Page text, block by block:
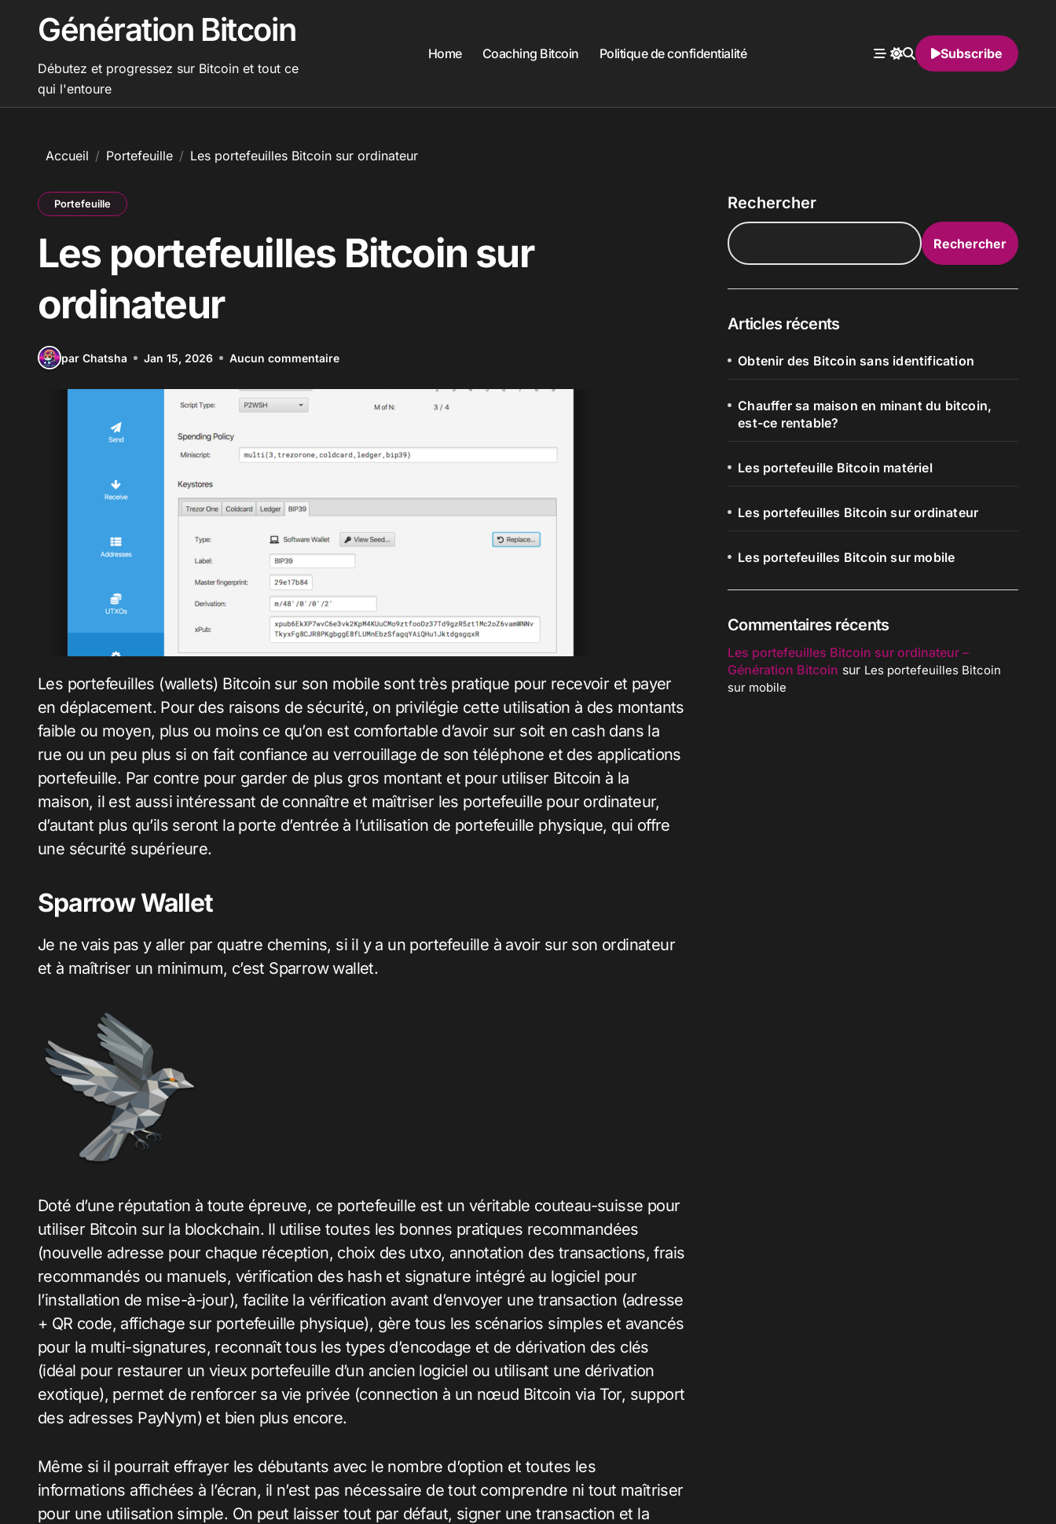
contenuGénération Bitcoin
Débutez et progressez sur Bitcoin et tout ce
qui l'entoure
Home Coaching Bitcoin Politique de confidentialité Subscribe
Accueil Portefeuille Les portefeuilles Bitcoin sur ordinateur
Portefeuille
Les portefeuilles Bitcoin sur
ordinateur
par Chatsha Jan 15, 2026 Aucun commentaire
Les portefeuilles (wallets) Bitcoin sur son mobile sont très pratique pour recevoir et payer
en déplacement. Pour des raisons de sécurité, on privilégie cette utilisation à des montants
faible ou moyen, plus ou moins ce qu’on est comfortable d’avoir sur soit en cash dans la
rue ou un peu plus si on fait confiance au verrouillage de son téléphone et des applications
portefeuille. Par contre pour garder de plus gros montant et pour utiliser Bitcoin à la
maison, il est aussi intéressant de connaître et maîtriser les portefeuille pour ordinateur,
d’autant plus qu’ils seront la porte d’entrée à l’utilisation de portefeuille physique, qui offre
une sécurité supérieure.
Sparrow Wallet
Je ne vais pas y aller par quatre chemins, si il y a un portefeuille à avoir sur son ordinateur
et à maîtriser un minimum, c’est Sparrow wallet.
Doté d’une réputation à toute épreuve, ce portefeuille est un véritable couteau-suisse pour
utiliser Bitcoin sur la blockchain. Il utilise toutes les bonnes pratiques recommandées
(nouvelle adresse pour chaque réception, choix des utxo, annotation des transactions, frais
recommandés ou manuels, vérification des hash et signature intégré au logiciel pour
l’installation de mise-à-jour), facilite la vérification avant d’envoyer une transaction (adresse
+ QR code, affichage sur portefeuille physique), gère tous les scénarios simples et avancés
pour la multi-signatures, reconnaît tous les types d’encodage et de dérivation des clés
(idéal pour restaurer un vieux portefeuille d’un ancien logiciel ou utilisant une dérivation
exotique), permet de renforcer sa vie privée (connection à un nœud Bitcoin via Tor, support
des adresses PayNym) et bien plus encore.
Même si il pourrait effrayer les débutants avec le nombre d’option et toutes les
informations affichées à l’écran, il n’est pas nécessaire de tout comprendre ni tout maîtriser
pour une utilisation simple. On peut laisser tout par défaut, signer une transaction et la
Rechercher
Rechercher
Articles récents
Obtenir des Bitcoin sans identification
Chauffer sa maison en minant du bitcoin,
est-ce rentable?
Les portefeuille Bitcoin matériel
Les portefeuilles Bitcoin sur ordinateur
Les portefeuilles Bitcoin sur mobile
Commentaires récents
Les portefeuilles Bitcoin sur ordinateur –
Génération Bitcoin sur Les portefeuilles Bitcoin
sur mobile